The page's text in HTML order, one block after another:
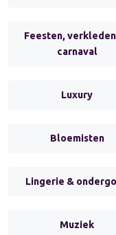
Feesten,
carnaval
Luxury
Bloemisten
Lingerie &
Muziek